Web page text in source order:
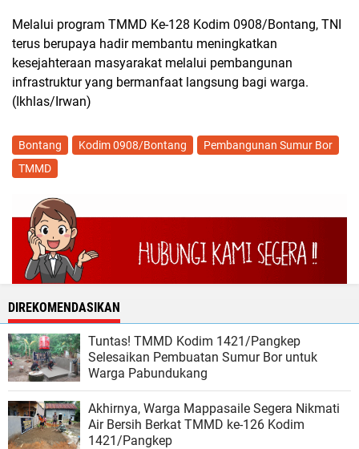
Melalui program TMMD Ke-128 Kodim 0908/Bontang, TNI
terus berupaya hadir membantu meningkatkan
kesejahteraan masyarakat melalui pembangunan
infrastruktur yang bermanfaat langsung bagi warga.
(Ikhlas/Irwan)
Bontang Kodim 0908/Bontang
Pembangunan Sumur Bor
TMMD
DIREKOMENDASIKAN
Tuntas! TMMD Kodim 1421/Pangkep
Selesaikan Pembuatan Sumur Bor untuk
Warga Pabundukang
Akhirnya, Warga Mappasaile Segera Nikmati
Air Bersih Berkat TMMD ke-126 Kodim
1421/Pangkep